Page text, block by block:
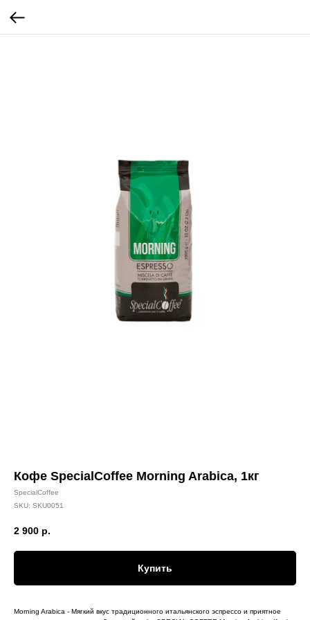
Кофе SpecialCoffee Morning Arabica, 1кг
SpecialCoffee
SKU: SKU0051
2 900 р.
Купить
Morning Arabica - Мягкий вкус традиционного итальянского эспрессо и приятное